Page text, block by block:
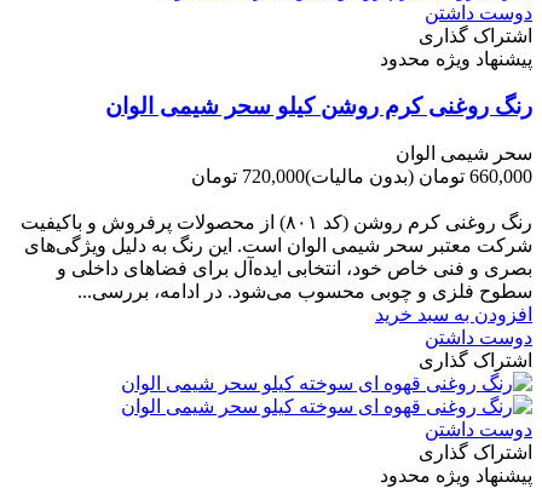
دوست داشتن
اشتراک گذاری
پیشنهاد ویژه محدود
رنگ روغنی کرم روشن کیلو سحر شیمی الوان
سحر شیمی الوان
660,000 تومان
(بدون مالیات)720,000 تومان
رنگ روغنی کرم روشن (کد ۸۰۱) از محصولات پرفروش و باکیفیت
شرکت‌ معتبر سحر شیمی الوان است. این رنگ به دلیل ویژگی‌های
بصری و فنی خاص خود، انتخابی ایده‌آل برای فضاهای داخلی و
سطوح فلزی و چوبی محسوب می‌شود. در ادامه، بررسی...
افزودن به سبد خرید
دوست داشتن
اشتراک گذاری
دوست داشتن
اشتراک گذاری
پیشنهاد ویژه محدود